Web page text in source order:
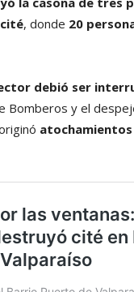
, donde 20
debió ser
Bomberos y el